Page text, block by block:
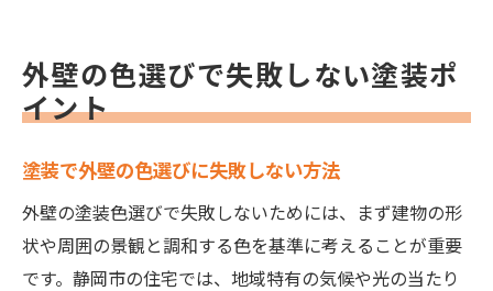
外壁の色選びで失敗しない塗装ポ
イント
塗装で外壁の色選びに失敗しない方法
外壁の塗装色選びで失敗しないためには、まず建物の形
状や周囲の景観と調和する色を基準に考えることが重要
です。静岡市の住宅では、地域特有の気候や光の当たり